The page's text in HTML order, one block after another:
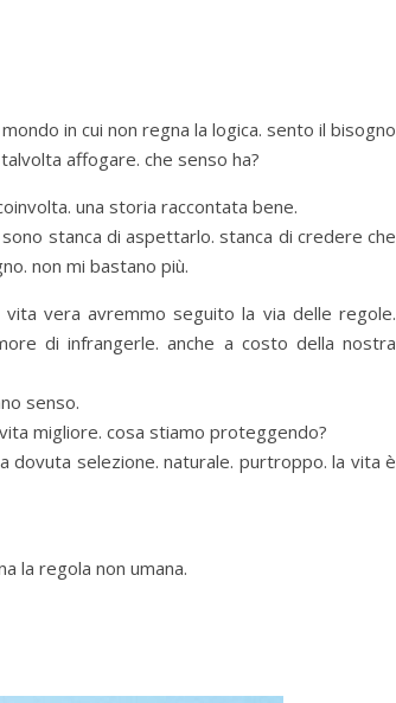
in cui non regna la logica. sento il bisogno
affogare. che senso ha?
una storia raccontata bene.
stanca di aspettarlo. stanca di credere che
non mi bastano più.
vera avremmo seguito la via delle regole.
di infrangerle. anche a costo della nostra
senso.
migliore. cosa stiamo proteggendo?
dovuta selezione. naturale. purtroppo. la vita è
la regola non umana.